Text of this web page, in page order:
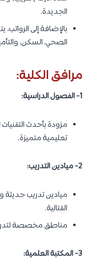
الجديدة.
بالإضافة إلى
الصحي، السكن،
مرافق الكلية:
1- الفصول الدراسية:
مزودة بأحدث
تعليمية متميزة.
2- ميادين التدريب:
ميادين تدريب حديثة
القتالية.
مناطق مخصصة لتدريب
3- المكتبة العلمية: